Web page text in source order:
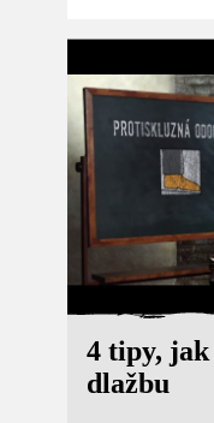
4 tipy,
dlažbu